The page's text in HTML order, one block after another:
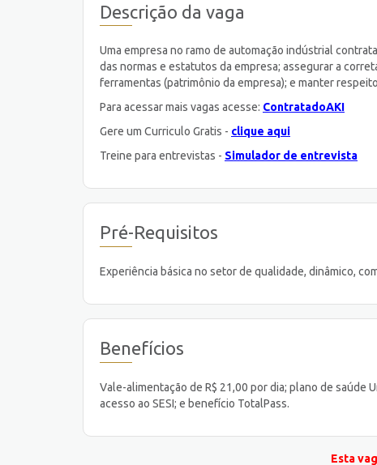
Descrição da vaga
Uma empresa no ramo de automação indústrial
das normas e estatutos da empresa; assegurar a
ferramentas (patrimônio da empresa); e manter
Para acessar mais vagas acesse: ContratadoAKI
Gere um Curriculo Gratis - clique aqui
Treine para entrevistas - Simulador de entrevista
Pré-Requisitos
Experiência básica no setor de qualidade, dinâmico,
Benefícios
Vale-alimentação de R$ 21,00 por dia; plano de
acesso ao SESI; e benefício TotalPass.
Esta